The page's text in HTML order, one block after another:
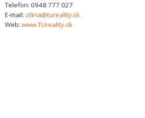
Telefon: 0948 777 027
E-mail: zilina@tureality.sk
Web: www.TUreality.sk